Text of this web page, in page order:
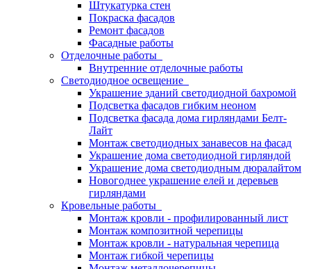
Штукатурка стен
Покраска фасадов
Ремонт фасадов
Фасадные работы
Отделочные работы
Внутренние отделочные работы
Светодиодное освещение
Украшение зданий светодиодной бахромой
Подсветка фасадов гибким неоном
Подсветка фасада дома гирляндами Белт-
Лайт
Монтаж светодиодных занавесов на фасад
Украшение дома светодиодной гирляндой
Украшение дома светодиодным дюралайтом
Новогоднее украшение елей и деревьев
гирляндами
Кровельные работы
Монтаж кровли - профилированный лист
Монтаж композитной черепицы
Монтаж кровли - натуральная черепица
Монтаж гибкой черепицы